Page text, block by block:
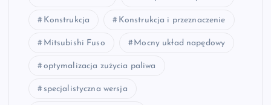
Konstrukcja Konstrukcja i przeznaczenie
Mitsubishi Fuso Mocny układ napędowy
optymalizacja zużycia paliwa
specjalistyczna wersja